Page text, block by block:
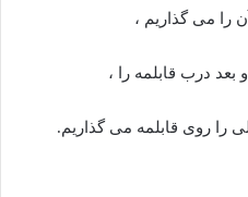
را می گذاریم ،
بعد درب قابلمه را ،
را روی قابلمه می گذاریم.